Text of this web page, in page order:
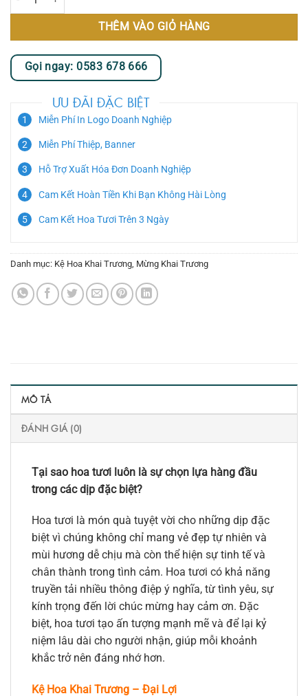
THÊM VÀO GIỎ HÀNG
Gọi ngay: 0583 678 666
ƯU ĐÃI ĐẶC BIỆT
Miễn Phí In Logo Doanh Nghiệp
Miễn Phí Thiệp, Banner
Hỗ Trợ Xuất Hóa Đơn Doanh Nghiệp
Cam Kết Hoàn Tiền Khi Bạn Không Hài Lòng
Cam Kết Hoa Tươi Trên 3 Ngày
Danh mục: Kệ Hoa Khai Trương Mừng Khai Trương
MÔ TẢ
ĐÁNH GIÁ (0)
Tại sao hoa tươi luôn là sự chọn lựa hàng đầu
trong các dịp đặc biệt?
Hoa tươi là món quà tuyệt vời cho những dịp đặc
biệt vì chúng không chỉ mang vẻ đẹp tự nhiên và
mùi hương dễ chịu mà còn thể hiện sự tinh tế và
chân thành trong tình cảm. Hoa tươi có khả năng
truyền tải nhiều thông điệp ý nghĩa, từ tình yêu, sự
kính trọng đến lời chúc mừng hay cảm ơn. Đặc
biệt, hoa tươi tạo ấn tượng mạnh mẽ và để lại kỷ
niệm lâu dài cho người nhận, giúp mỗi khoảnh
khắc trở nên đáng nhớ hơn.
Kệ Hoa Khai Trương – Đại Lợi